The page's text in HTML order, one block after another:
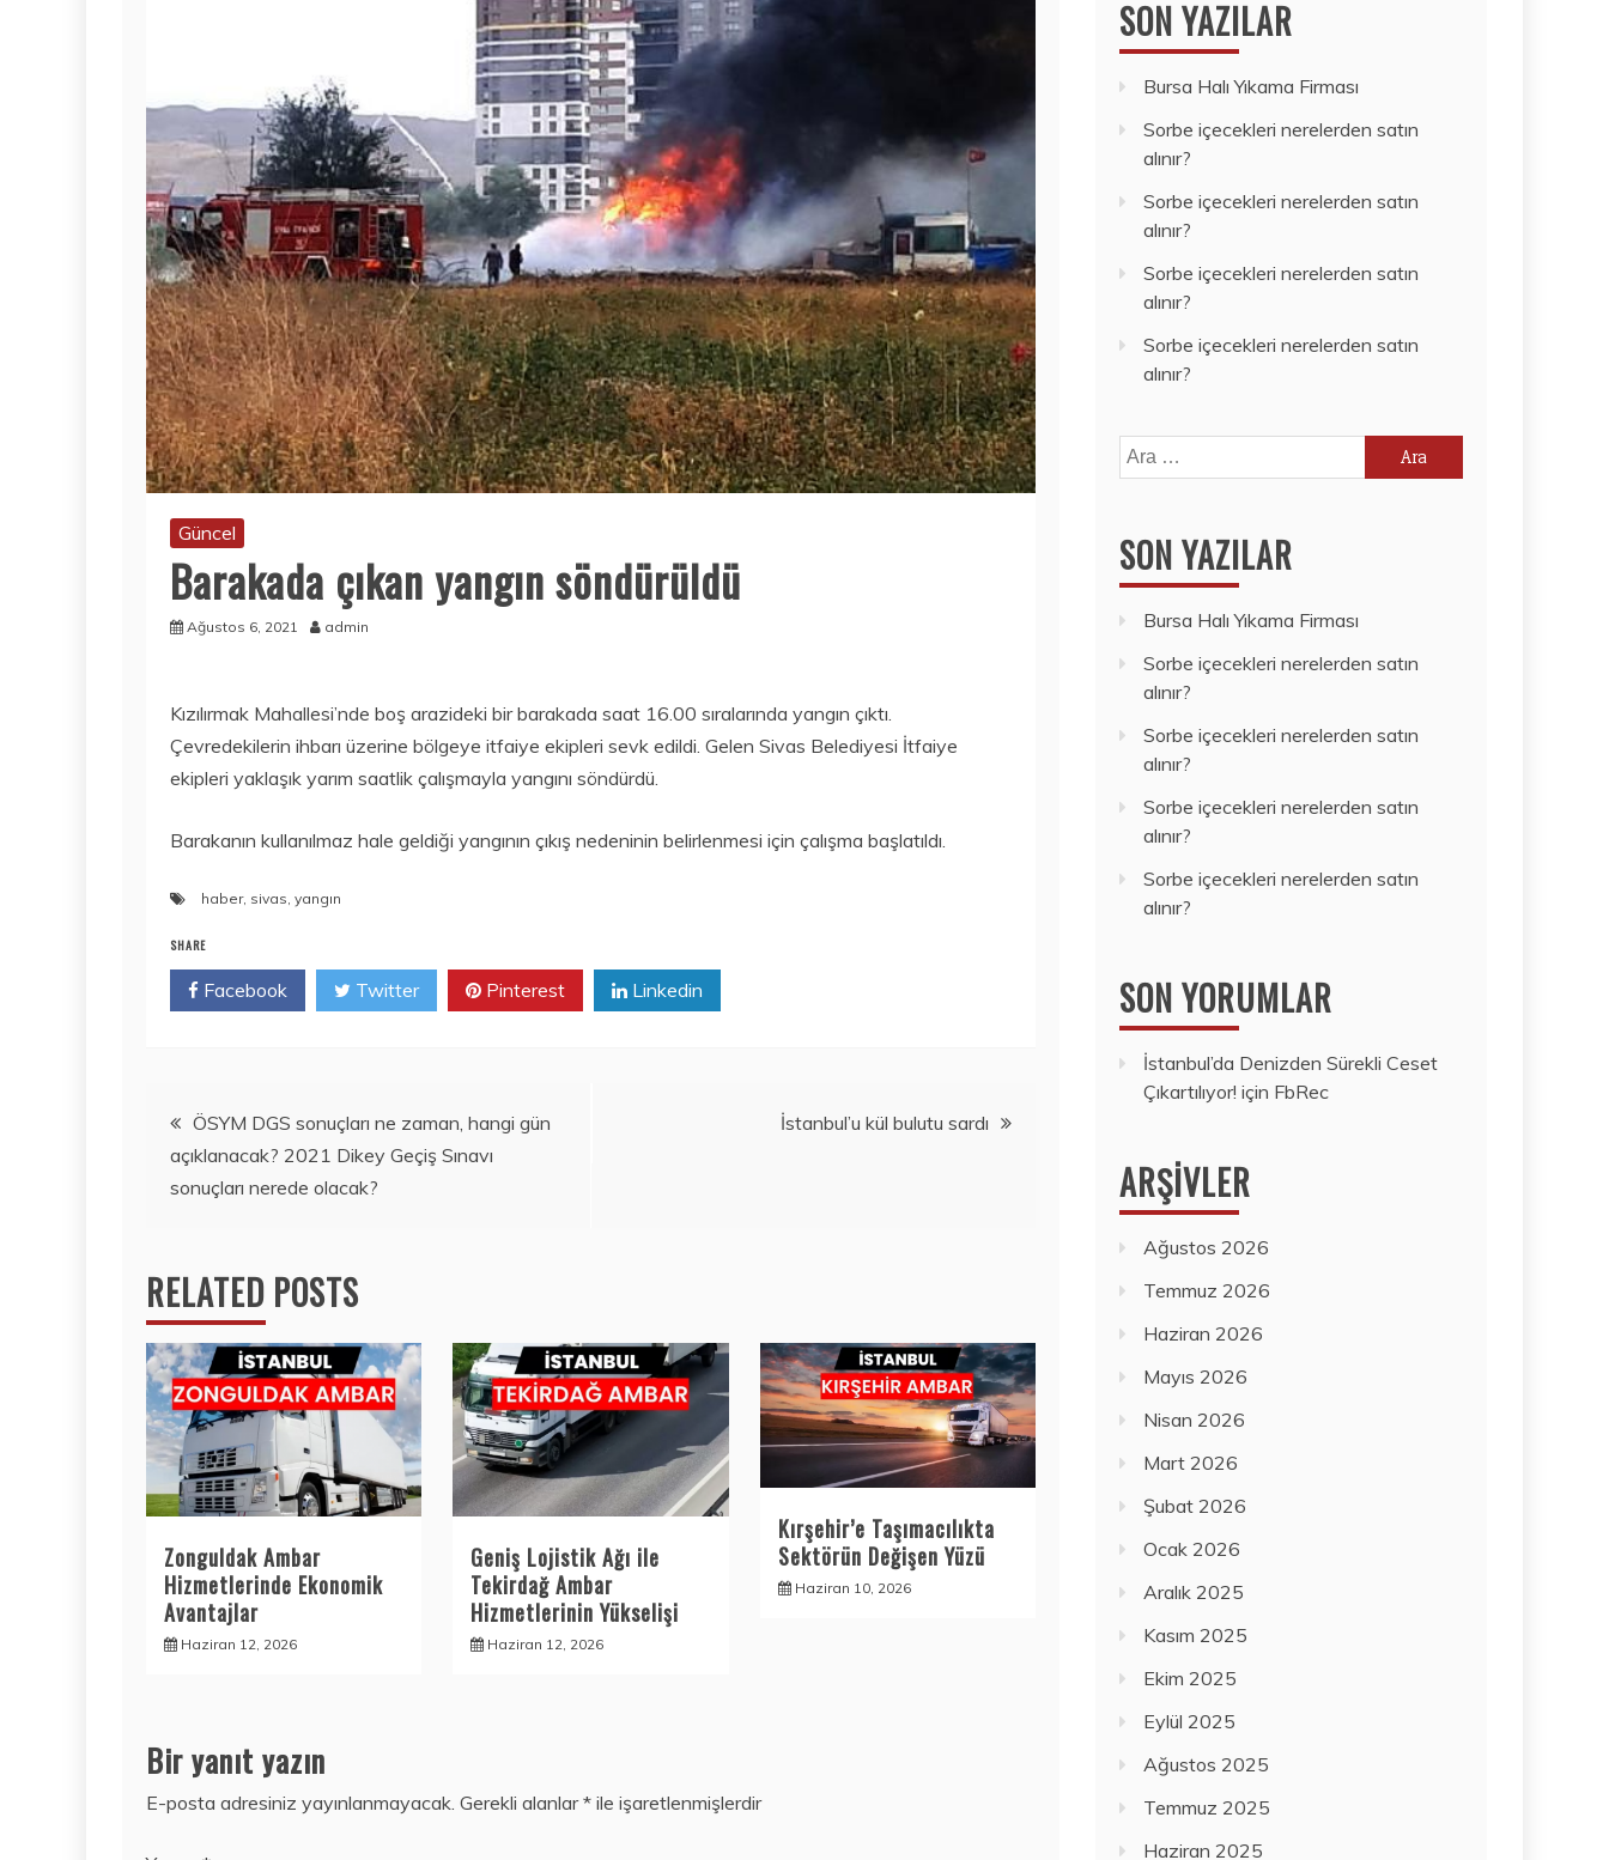
Güncel
Barakada çıkan yangın söndürüldü
Ağustos 6, 2021 admin
Kızılırmak Mahallesi’nde boş arazideki bir barakada saat 16.00 sıralarında yangın çıktı.
Çevredekilerin ihbarı üzerine bölgeye itfaiye ekipleri sevk edildi. Gelen Sivas Belediyesi İtfaiye
ekipleri yaklaşık yarım saatlik çalışmayla yangını söndürdü.
Barakanın kullanılmaz hale geldiği yangının çıkış nedeninin belirlenmesi için çalışma başlatıldı.
haber, sivas yangın
SHARE
Facebook Twitter Pinterest Linkedin
Yazı
gezinmesi
ÖSYM DGS sonuçları ne zaman, hangi gün
açıklanacak? 2021 Dikey Geçiş Sınavı
sonuçları nerede olacak?
İstanbul’u kül bulutu sardı
RELATED POSTS
Zonguldak Ambar
Hizmetlerinde Ekonomik
Avantajlar
Haziran 12, 2026
Geniş Lojistik Ağı ile
Tekirdağ Ambar
Hizmetlerinin Yükselişi
Haziran 12, 2026
Kırşehir’e Taşımacılıkta
Sektörün Değişen Yüzü
Haziran 10, 2026
Bir yanıt yazın
E-posta adresiniz yayınlanmayacak. Gerekli alanlar* ile işaretlenmişlerdir
SON YAZILAR
Bursa Halı Yıkama Firması
Sorbe içecekleri nerelerden satın
alınır?
Sorbe içecekleri nerelerden satın
alınır?
Sorbe içecekleri nerelerden satın
alınır?
Sorbe içecekleri nerelerden satın
alınır?
Arama:
SON YAZILAR
Bursa Halı Yıkama Firması
Sorbe içecekleri nerelerden satın
alınır?
Sorbe içecekleri nerelerden satın
alınır?
Sorbe içecekleri nerelerden satın
alınır?
Sorbe içecekleri nerelerden satın
alınır?
SON YORUMLAR
İstanbul’da Denizden Sürekli Ceset
Çıkartılıyor! için FbRec
ARŞIVLER
Ağustos 2026
Temmuz 2026
Haziran 2026
Mayıs 2026
Nisan 2026
Mart 2026
Şubat 2026
Ocak 2026
Aralık 2025
Kasım 2025
Ekim 2025
Eylül 2025
Ağustos 2025
Temmuz 2025
Haziran 2025